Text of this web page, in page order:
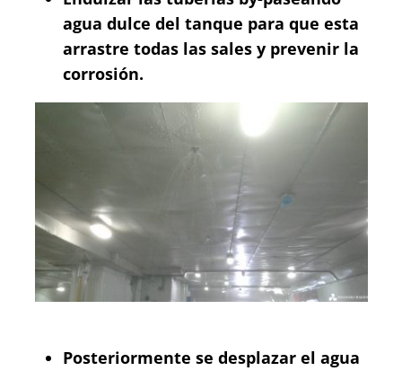
agua dulce del tanque para que esta
arrastre todas las sales y prevenir la
corrosión.
Posteriormente se desplazar el agua